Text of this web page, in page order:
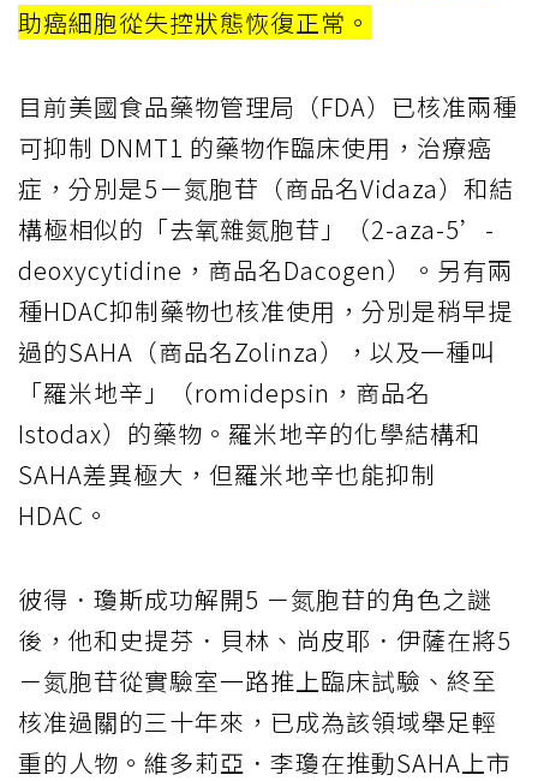
助癌細胞從失控狀態恢復正常。
目前美國食品藥物管理局（FDA）已核准兩種
可抑制 DNMT1 的藥物作臨床使用，治療癌
症，分別是5－氮胞苷（商品名Vidaza）和結
構極相似的「去氧雜氮胞苷」（2-aza-5’-
deoxycytidine，商品名Dacogen）。另有兩
種HDAC抑制藥物也核准使用，分別是稍早提
過的SAHA（商品名Zolinza），以及一種叫
「羅米地辛」（romidepsin，商品名
Istodax）的藥物。羅米地辛的化學結構和
SAHA差異極大，但羅米地辛也能抑制
HDAC。
彼得．瓊斯成功解開5 －氮胞苷的角色之謎
後，他和史提芬．貝林、尚皮耶．伊薩在將5
－氮胞苷從實驗室一路推上臨床試驗、終至
核准過關的三十年來，已成為該領域舉足輕
重的人物。維多莉亞．李瓊在推動SAHA上市